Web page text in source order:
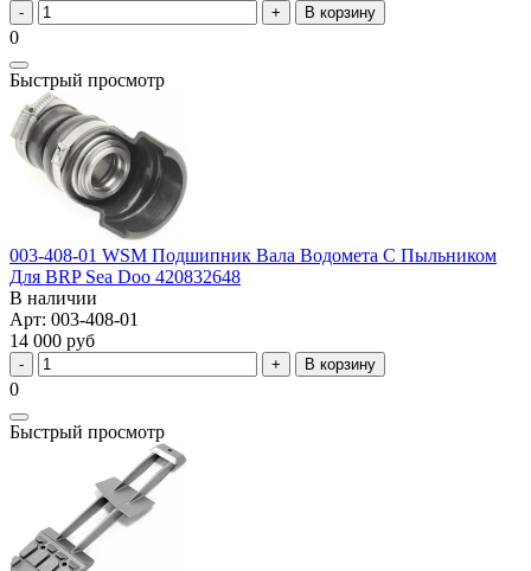
В корзину
0
Быстрый просмотр
003-408-01 WSM Подшипник Вала Водомета С Пыльником
Для BRP Sea Doo 420832648
В наличии
Арт: 003-408-01
14 000 руб
В корзину
0
Быстрый просмотр